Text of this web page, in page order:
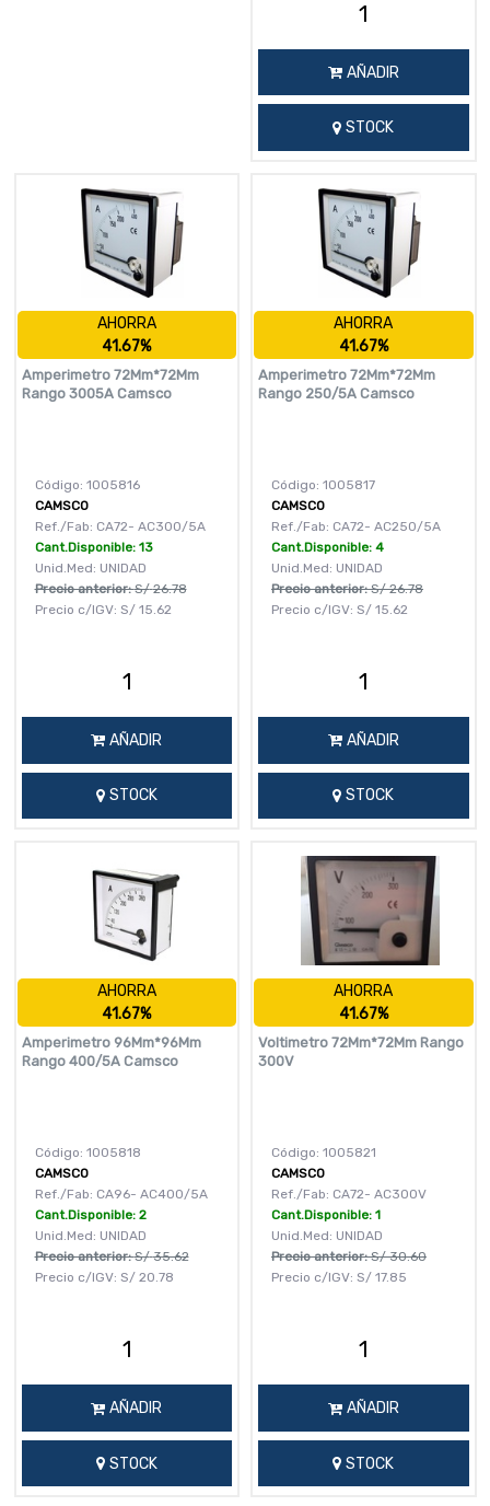
AÑADIR
STOCK
AHORRA
41.67%
Amperimetro 72Mm*72Mm
Rango 3005A Camsco
Código: 1005816
CAMSCO
Ref./Fab: CA72- AC300/5A
Cant.Disponible: 13
Unid.Med: UNIDAD
Precio anterior:S/ 26.78
Precio c/IGV: S/ 15.62
AÑADIR
STOCK
AHORRA
41.67%
Amperimetro 72Mm*72Mm
Rango 250/5A Camsco
Código: 1005817
CAMSCO
Ref./Fab: CA72- AC250/5A
Cant.Disponible: 4
Unid.Med: UNIDAD
Precio anterior:S/ 26.78
Precio c/IGV: S/ 15.62
AÑADIR
STOCK
AHORRA
41.67%
Amperimetro 96Mm*96Mm
Rango 400/5A Camsco
Código: 1005818
CAMSCO
Ref./Fab: CA96- AC400/5A
Cant.Disponible: 2
Unid.Med: UNIDAD
Precio anterior:S/ 35.62
Precio c/IGV: S/ 20.78
AÑADIR
STOCK
AHORRA
41.67%
Voltimetro 72Mm*72Mm Rango
300V
Código: 1005821
CAMSCO
Ref./Fab: CA72- AC300V
Cant.Disponible: 1
Unid.Med: UNIDAD
Precio anterior:S/ 30.60
Precio c/IGV: S/ 17.85
AÑADIR
STOCK